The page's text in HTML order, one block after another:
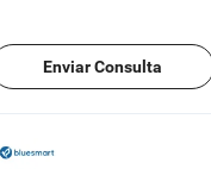
Enviar Consulta